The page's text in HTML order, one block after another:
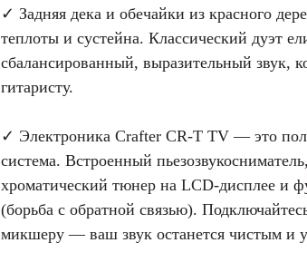
✓ Задняя дека и обечайки из красного
теплоты и сустейна. Классический дуэт
сбалансированный, выразительный звук,
гитаристу.
✓ Электроника Crafter CR-T TV — это
система. Встроенный
хроматический тюнер на LCD-дисплее и
(борьба с обратной связью).
микшеру — ваш звук останется чистым и